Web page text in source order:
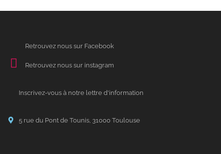
Retrouvez nous sur Facebook
Retrouvez nous sur instagram
Inscrivez-vous à notre lettre d'information
5 rue du Pont de Tounis, 31000 Toulouse